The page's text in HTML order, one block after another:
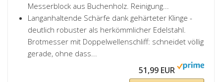
Messerblock aus Buchenholz. Reinigung...
Langanhaltende Schärfe dank gehärteter Klinge -
deutlich robuster als herkömmlicher Edelstahl.
Brotmesser mit Doppelwellenschliff: schneidet völlig
gerade, ohne dass...
51,99 EUR